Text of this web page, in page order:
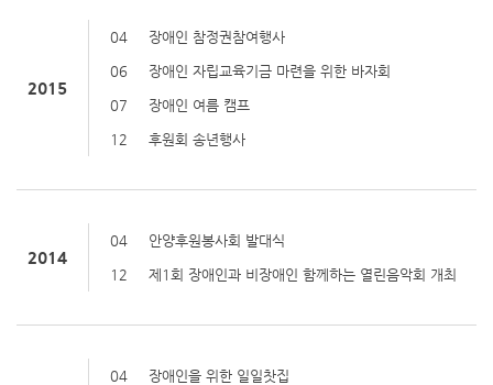
2015
04 장애인 참정권참여행사
06 장애인 자립교육기금 마련을 위한 바자회
07 장애인 여름 캠프
12 후원회 송년행사
2014
04 안양후원봉사회 발대식
12 제1회 장애인과 비장애인 함께하는 열린음악회 개최
04 장애인을 위한 일일찻집